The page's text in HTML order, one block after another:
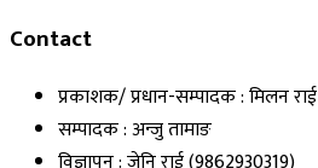
Contact
प्रकाशक/ प्रधान-सम्पादक : मिलन राई
सम्पादक : अन्जु तामाङ